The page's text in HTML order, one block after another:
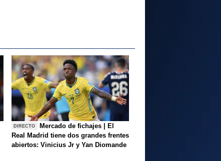
DIRECTO
Mercado de fichajes | El
Real Madrid tiene dos grandes frentes
abiertos: Vinicius Jr y Yan Diomande